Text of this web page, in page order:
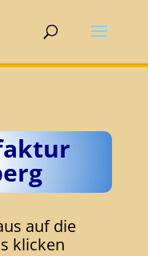
auf die
klicken